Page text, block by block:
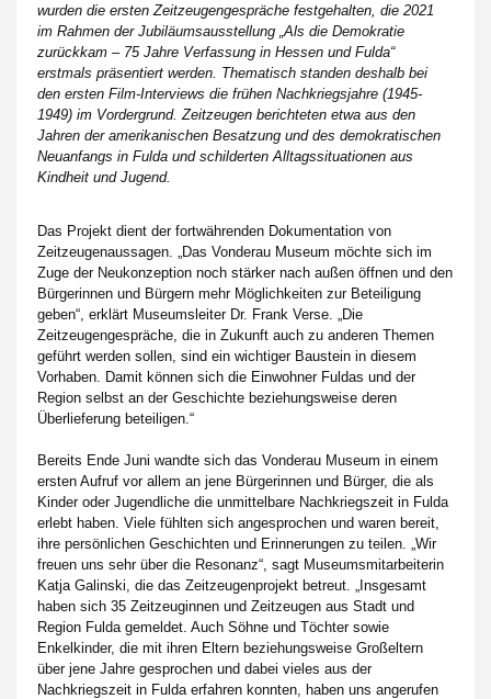
wurden die ersten Zeitzeugengespräche festgehalten, die 2021
im Rahmen der Jubiläumsausstellung „Als die Demokratie
zurückkam – 75 Jahre Verfassung in Hessen und Fulda“
erstmals präsentiert werden. Thematisch standen deshalb bei
den ersten Film-Interviews die frühen Nachkriegsjahre (1945-
1949) im Vordergrund. Zeitzeugen berichteten etwa aus den
Jahren der amerikanischen Besatzung und des demokratischen
Neuanfangs in Fulda und schilderten Alltagssituationen aus
Kindheit und Jugend.
Das Projekt dient der fortwährenden Dokumentation von
Zeitzeugenaussagen. „Das Vonderau Museum möchte sich im
Zuge der Neukonzeption noch stärker nach außen öffnen und den
Bürgerinnen und Bürgern mehr Möglichkeiten zur Beteiligung
geben“, erklärt Museumsleiter Dr. Frank Verse. „Die
Zeitzeugengespräche, die in Zukunft auch zu anderen Themen
geführt werden sollen, sind ein wichtiger Baustein in diesem
Vorhaben. Damit können sich die Einwohner Fuldas und der
Region selbst an der Geschichte beziehungsweise deren
Überlieferung beteiligen.“
Bereits Ende Juni wandte sich das Vonderau Museum in einem
ersten Aufruf vor allem an jene Bürgerinnen und Bürger, die als
Kinder oder Jugendliche die unmittelbare Nachkriegszeit in Fulda
erlebt haben. Viele fühlten sich angesprochen und waren bereit,
ihre persönlichen Geschichten und Erinnerungen zu teilen. „Wir
freuen uns sehr über die Resonanz“, sagt Museumsmitarbeiterin
Katja Galinski, die das Zeitzeugenprojekt betreut. „Insgesamt
haben sich 35 Zeitzeuginnen und Zeitzeugen aus Stadt und
Region Fulda gemeldet. Auch Söhne und Töchter sowie
Enkelkinder, die mit ihren Eltern beziehungsweise Großeltern
über jene Jahre gesprochen und dabei vieles aus der
Nachkriegszeit in Fulda erfahren konnten, haben uns angerufen